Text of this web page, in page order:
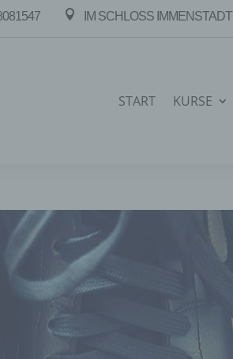
 IM SCHLOSS IMMENSTADT
START KURSE